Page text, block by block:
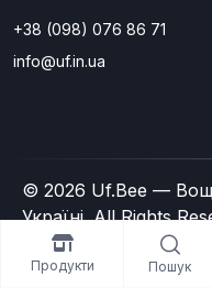
+38 (098) 076 86 71
info@uf.in.ua
© 2026 Uf.Bee —
Україні. All Rights
Продукти Пошук